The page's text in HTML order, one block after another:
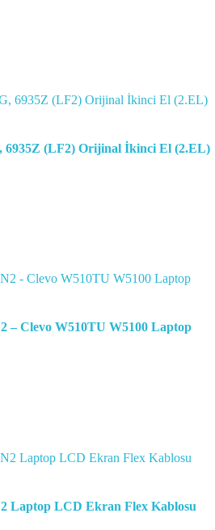
6935Z (LF2) Orijinal İkinci El (2.EL)
– Clevo W510TU W5100 Laptop
Laptop LCD Ekran Flex Kablosu